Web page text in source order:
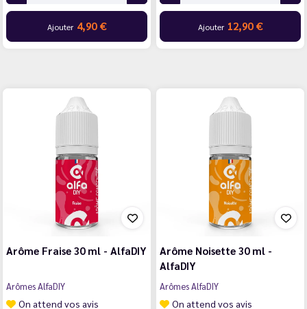
Ajouter 4,90 € Ajouter 12,90 €
Arôme Fraise 30 ml - AlfaDIY
Arômes AlfaDIY
On attend vos avis
Arôme Noisette 30 ml -
AlfaDIY
Arômes AlfaDIY
On attend vos avis